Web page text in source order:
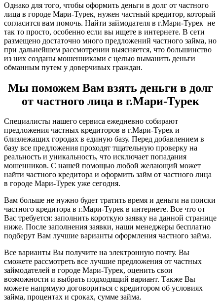
Однако для того, чтобы оформить деньги в долг от частного
лица в городе Мари-Турек, нужен частный кредитор, который
согласится вам помочь. Найти займодателя в г.Мари-Турек не
так то просто, особенно если вы ищете в интернете. В сети
размещено достаточно много предложений частного займа, но
при дальнейшем рассмотрении выясняется, что большинство
из них созданы мошенниками с целью выманить деньги
обманным путем у доверчивых граждан.
Мы поможем Вам взять деньги в долг
от частного лица в г.Мари-Турек
Специалисты нашего сервиса ежедневно собирают
предложения частных кредиторов в г.Мари-Турек и
близлежащих городах в единую базу. Перед добавлением в
базу все предложения проходят тщательную проверку на
реальность и уникальность, что исключает попадания
мошенников. С нашей помощью любой желающий может
найти частного кредитора и оформить займ от частного лица
в городе Мари-Турек уже сегодня.
Вам больше не нужно будет тратить время и деньги на поиски
частного кредитора в г.Мари-Турек в интернете. Все что от
Вас требуется: заполнить короткую заявку на данной странице
ниже. После заполнения заявки, наши менеджеры бесплатно
подберут Вам лучшие варианты оформления частного займа.
Все варианты Вы получите на электронную почту. Вы
сможете рассмотреть все лучшие предложения от частных
займодателей в городе Мари-Турек, оценить свои
возможности и выбрать подходящий вариант. Также Вы
можете напрямую договориться с кредитором об условиях
займа, процентах и сроках, сумме займа.